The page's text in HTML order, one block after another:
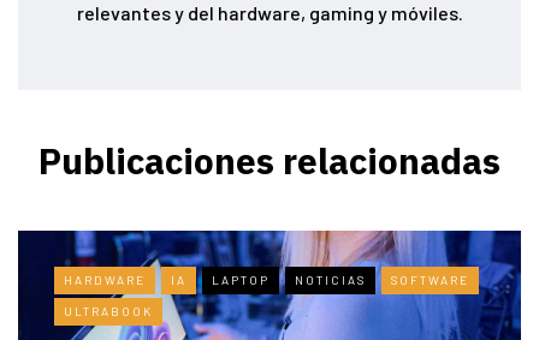
relevantes y del hardware, gaming y móviles.
Publicaciones relacionadas
HARDWARE IA LAPTOP NOTICIAS SOFTWARE
ULTRABOOK